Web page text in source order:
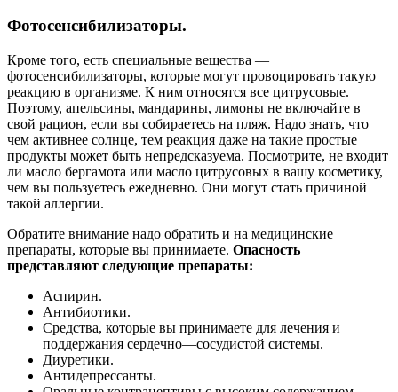
Фотосенсибилизаторы.
Кроме того, есть специальные вещества —
фотосенсибилизаторы, которые могут провоцировать такую
реакцию в организме. К ним относятся все цитрусовые.
Поэтому, апельсины, мандарины, лимоны не включайте в
свой рацион, если вы собираетесь на пляж. Надо знать, что
чем активнее солнце, тем реакция даже на такие простые
продукты может быть непредсказуема. Посмотрите, не входит
ли масло бергамота или масло цитрусовых в вашу косметику,
чем вы пользуетесь ежедневно. Они могут стать причиной
такой аллергии.
Обратите внимание надо обратить и на медицинские
препараты, которые вы принимаете. Опасность
представляют следующие препараты:
Аспирин.
Антибиотики.
Средства, которые вы принимаете для лечения и
поддержания сердечно—сосудистой системы.
Диуретики.
Антидепрессанты.